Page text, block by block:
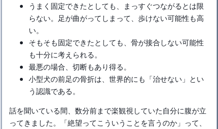
うまく固定できたとしても、まっすぐつながるとは限
らない。足が曲がってしまって、歩けない可能性も高
い。
そもそも固定できたとしても、骨が接合しない可能性
も十分に考えられる。
最悪の場合、切断もあり得る。
小型犬の前足の骨折は、世界的にも「治せない」とい
う認識である。
話を聞いている間、数分前まで楽観視していた自分に腹が立
ってきました。「絶望ってこういうことを言うのか」って、